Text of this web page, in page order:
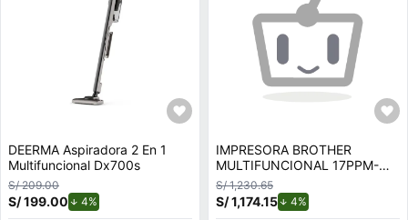
DEERMA Aspiradora 2 En 1
Multifuncional Dx700s
S/ 209.00
S/ 199.00 4%
IMPRESORA BROTHER
MULTIFUNCIONAL 17PPM-
B/N, 16PPM-COLOR USB,
DUPLEX, ADF LAN/WIFI P/N:
MFC-T920DW
S/ 1,230.65
S/ 1,174.15 4%